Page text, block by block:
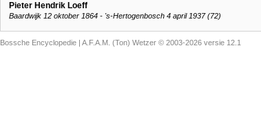
Pieter Hendrik Loeff
Baardwijk 12 oktober 1864 - 's-Hertogenbosch 4 april 1937 (72)
Bossche Encyclopedie | A.F.A.M. (Ton) Wetzer © 2003-2026 versie 12.1